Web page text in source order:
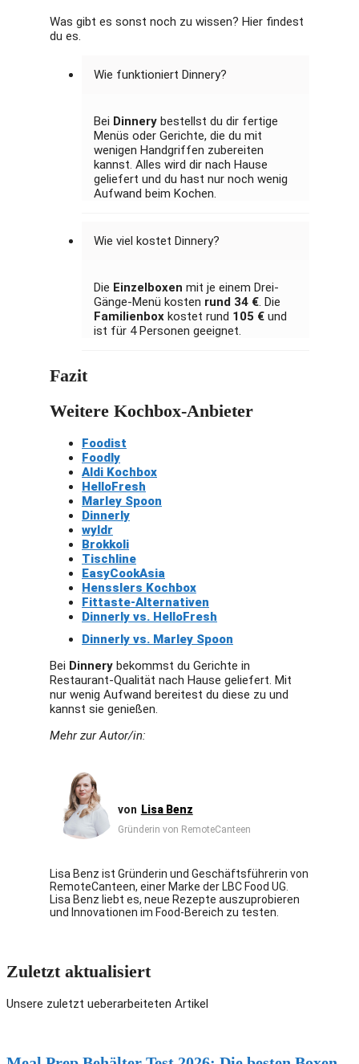
Was gibt es sonst noch zu wissen? Hier findest
du es.
Wie funktioniert Dinnery?
Bei Dinnery bestellst du dir fertige
Menüs oder Gerichte, die du mit
wenigen Handgriffen zubereiten
kannst. Alles wird dir nach Hause
geliefert und du hast nur noch wenig
Aufwand beim Kochen.
Wie viel kostet Dinnery?
Die Einzelboxen mit je einem Drei-
Gänge-Menü kosten rund 34 € . Die
Familienbox kostet rund 105 € und
ist für 4 Personen geeignet.
Fazit
Weitere Kochbox-Anbieter
Foodist
Foodly
Aldi Kochbox
HelloFresh
Marley Spoon
Dinnerly
wyldr
Brokkoli
Tischline
EasyCookAsia
Hensslers Kochbox
Fittaste-Alternativen
Dinnerly vs. HelloFresh
Dinnerly vs. Marley Spoon
Bei Dinnery bekommst du Gerichte in
Restaurant-Qualität nach Hause geliefert. Mit
nur wenig Aufwand bereitest du diese zu und
kannst sie genießen.
Mehr zur Autor/in:
Lisa Benz
Gründerin von RemoteCanteen
Lisa Benz ist Gründerin und Geschäftsführerin von
RemoteCanteen, einer Marke der LBC Food UG.
Lisa Benz liebt es, neue Rezepte auszuprobieren
und Innovationen im Food-Bereich zu testen.
Zuletzt aktualisiert
Unsere zuletzt ueberarbeiteten Artikel